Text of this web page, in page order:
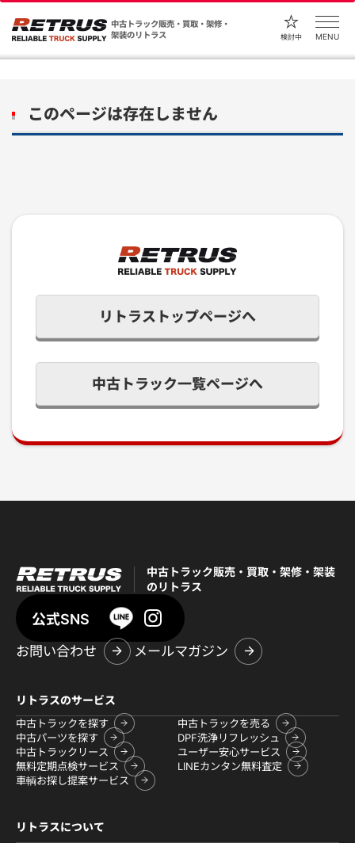
中古トラック販売・買取・架修・
架装のリトラス
検討中 MENU
このページは存在しません
リトラストップページへ
中古トラック一覧ページへ
中古トラック販売・買取・架修・架装
のリトラス
公式SNS
お問い合わせ
メールマガジン
リトラスのサービス
中古トラックを探す
中古トラックを売る
中古パーツを探す
DPF洗浄リフレッシュ
中古トラックリース
ユーザー安心サービス
無料定期点検サービス
LINEカンタン無料査定
車輌お探し提案サービス
リトラスについて